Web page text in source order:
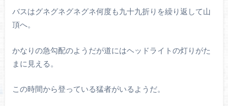
バスはグネグネグネグネ何度も九十九折りを繰り返して山
頂へ。
かなりの急勾配のようだが道にはヘッドライトの灯りがた
まに見える。
この時間から登っている猛者がいるようだ。